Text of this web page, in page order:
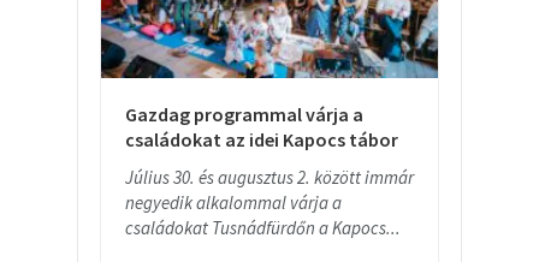
Gazdag programmal várja a
családokat az idei Kapocs tábor
Július 30. és augusztus 2. között immár
negyedik alkalommal várja a
családokat Tusnádfürdőn a Kapocs...